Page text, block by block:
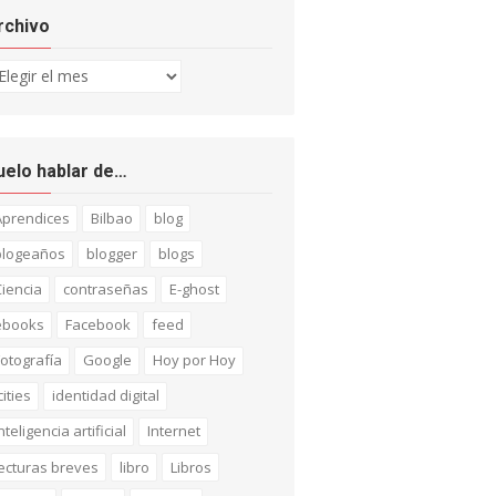
hablar de…
Bilbao
blog
blogger
blogs
contraseñas
E-ghost
Facebook
feed
Google
Hoy por Hoy
identidad digital
artificial
Internet
breves
libro
Libros